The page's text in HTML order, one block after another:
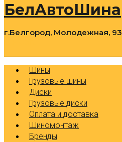
БелАвтоШина
г.Белгород, Молодежная, 93
Шины
Грузовые шины
Диски
Грузовые диски
Оплата и доставка
Шиномонтаж
Бренды